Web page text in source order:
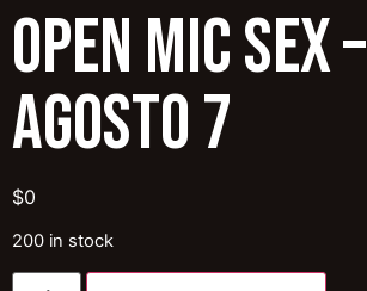
OPEN MIC SEX –
AGOSTO 7
$0
200 in stock